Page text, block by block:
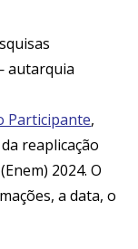
autarquia
Participante,
reaplicação
2024. O
a data, o